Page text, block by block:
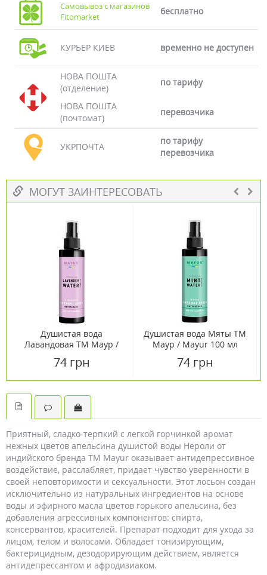
Самовывоз с магазинов
Fitomarket
бесплатно
КУРЬЕР КИЕВ временно не доступен
НОВА ПОШТА
(отделение)
по тарифу
НОВА ПОШТА
(почтомат)
перевозчика
УКРПОЧТА
по тарифу
перевозчика
МОГУТ ЗАИНТЕРЕСОВАТЬ
Душистая вода
Лавандовая ТМ Маур /
74 грн
Душистая вода Мяты TM
Маур / Mayur 100 мл
74 грн
Приятный, сладко-терпкий с легкой горчинкой аромат
нежных цветов апельсина душистой воды Нероли от
индийского бренда TM Mayur оказывает антидепрессивное
воздействие, расслабляет, придает чувство уверенности в
своей неповторимости и сексуальности. Этот лосьон создан
исключительно из натуральных ингредиентов на основе
воды и эфирного масла цветов горького апельсина, без
добавления агрессивных компонентов: спирта,
консервантов, красителей. Препарат подходит для ухода за
лицом, телом и волосами. Обладает тонизирующим,
бактерицидным, дезодорирующим действием, является
антидепрессантом и афродизиаком.